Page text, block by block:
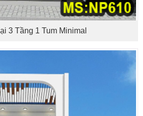
3 Tầng 1 Tum Minimal